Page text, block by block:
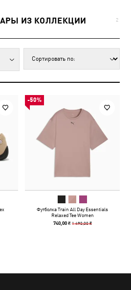
ИЗ КОЛЛЕКЦИИ
2
-50%
Футболка Train All Day Essentials
Relaxed Tee Women
740,00 ₴ 1 490,00 ₴